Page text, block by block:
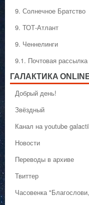
9. Солнечное Братство
9. ТОТ-Атлант
9. Ченнелинги
9.1. Почтовая рассылка
ГАЛАКТИКA
Добрый день!
Звёздный
Канал на youtube
Новости
Переводы в архиве
Твиттер
Часовенка